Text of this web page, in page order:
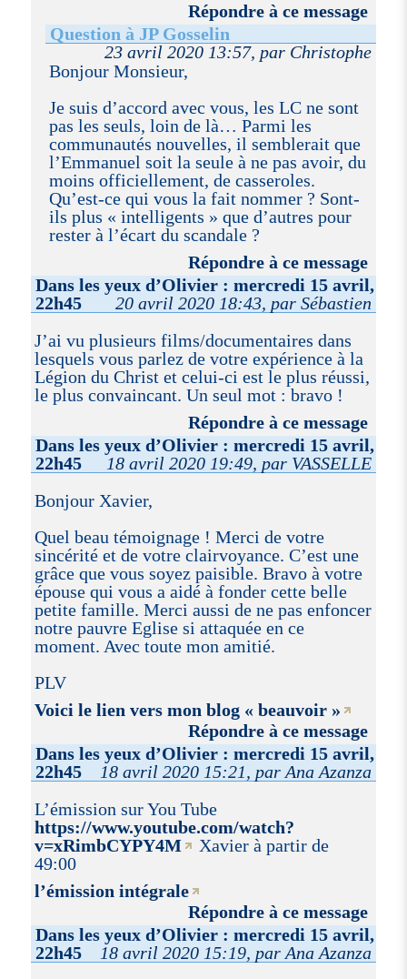
Répondre à ce message
Question à JP Gosselin
23 avril 2020 13:57, par Christophe
Bonjour Monsieur,
Je suis d’accord avec vous, les LC ne sont
pas les seuls, loin de là… Parmi les
communautés nouvelles, il semblerait que
l’Emmanuel soit la seule à ne pas avoir, du
moins officiellement, de casseroles.
Qu’est-ce qui vous la fait nommer ? Sont-
ils plus « intelligents » que d’autres pour
rester à l’écart du scandale ?
Répondre à ce message
Dans les yeux d’Olivier : mercredi 15 avril,
22h45
20 avril 2020 18:43, par Sébastien
J’ai vu plusieurs films/documentaires dans
lesquels vous parlez de votre expérience à la
Légion du Christ et celui-ci est le plus réussi,
le plus convaincant. Un seul mot : bravo !
Répondre à ce message
Dans les yeux d’Olivier : mercredi 15 avril,
22h45
18 avril 2020 19:49, par VASSELLE
Bonjour Xavier,
Quel beau témoignage ! Merci de votre
sincérité et de votre clairvoyance. C’est une
grâce que vous soyez paisible. Bravo à votre
épouse qui vous a aidé à fonder cette belle
petite famille. Merci aussi de ne pas enfoncer
notre pauvre Eglise si attaquée en ce
moment. Avec toute mon amitié.
PLV
Voici le lien vers mon blog « beauvoir »
Répondre à ce message
Dans les yeux d’Olivier : mercredi 15 avril,
22h45
18 avril 2020 15:21, par Ana Azanza
L’émission sur You Tube
https://www.youtube.com/watch?
v=xRimbCYPY4M
Xavier à partir de
49:00
l’émission intégrale
Répondre à ce message
Dans les yeux d’Olivier : mercredi 15 avril,
22h45
18 avril 2020 15:19, par Ana Azanza